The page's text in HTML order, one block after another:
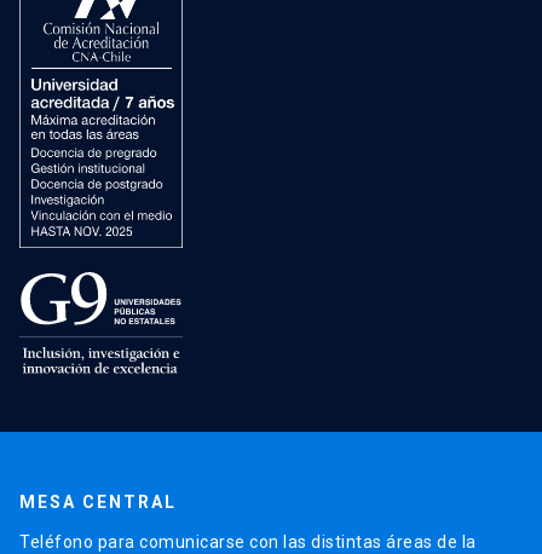
MESA CENTRAL
Teléfono para comunicarse con las distintas áreas de la